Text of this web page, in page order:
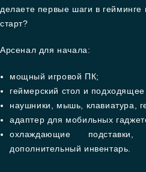
делаете первые шаги в гейминге
старт?
Арсенал для начала:
мощный игровой ПК;
геймерский стол и подходящее
наушники, мышь, клавиатура,
адаптер для мобильных
охлаждающие
дополнительный инвентарь.